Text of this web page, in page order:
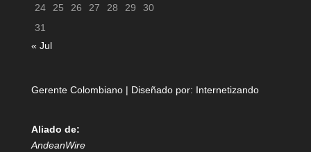
24
25 26 27 28 29
30
31
« Jul
Gerente Colombiano | Diseñado por: Internetizando
Aliado de:
AndeanWire